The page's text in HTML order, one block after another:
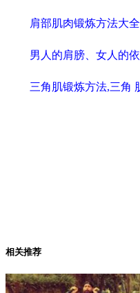
肩部肌肉锻炼方法大
男人的肩膀、女人的
三角肌锻炼方法,三角
相关推荐